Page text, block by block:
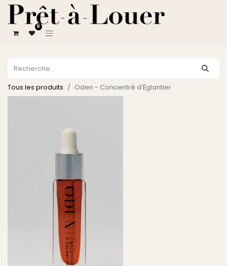
0
Tous les produits Oden - Concentré d'Églantier